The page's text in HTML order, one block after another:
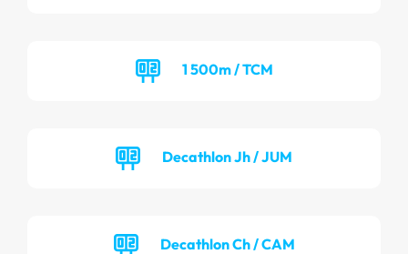
1 500m / TCM
Decathlon Jh / JUM
Decathlon Ch / CAM